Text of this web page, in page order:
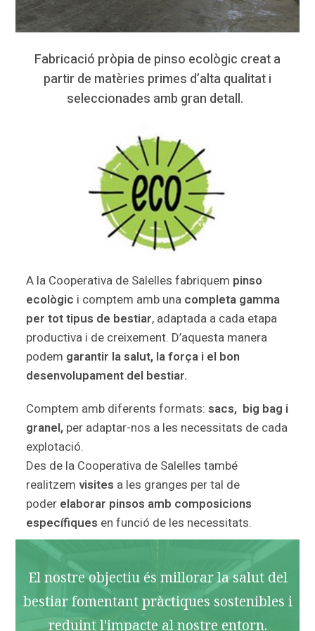
Fabricació pròpia de pinso ecològic creat a
partir de matèries primes d’alta qualitat i
seleccionades amb gran detall.
A la Cooperativa de Salelles fabriquem pinso
ecològic i comptem amb una completa gamma
per tot tipus de bestiar, adaptada a cada etapa
productiva i de creixement. D’aquesta manera
podem garantir la salut, la força i el bon
desenvolupament del bestiar.
Comptem amb diferents formats:sacs, big bag i
granel, per adaptar-nos a les necessitats de cada
explotació.
Des de la Cooperativa de Salelles també
realitzemvisites a les granges per tal de
poder elaborar pinsos amb composicions
específiques en funció de les necessitats.
El nostre objectiu és millorar la salut del
bestiar fomentant pràctiques sostenibles i
reduint l'impacte al nostre entorn.